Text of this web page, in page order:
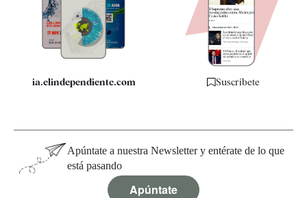
Quiénes somos
Especificaciones
ia.elindependiente.com Suscríbete
Apúntate a nuestra Newsletter y entérate de lo que
está pasando
Apúntate